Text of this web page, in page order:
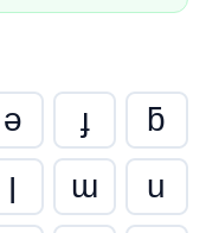
ǝ ɟ
ƃ
ן ɯ
u